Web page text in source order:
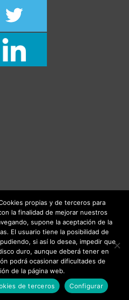
Creaalma Design
propias y de terceros para
la finalidad de mejorar nuestros
supone la aceptación de la
El usuario tiene la posibilidad de
si así lo desea, impedir que
duro, aunque deberá tener en
podrá ocasionar dificultades de
de la página web.
de terceros Configurar